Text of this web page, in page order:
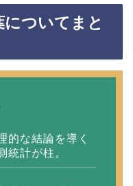
についてまと
的な結論を導く
統計が柱。